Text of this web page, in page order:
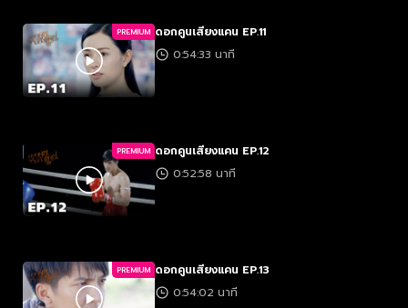
PREMIUM ดอกคูนเสียงแคน EP.11
0:54:33 นาที
PREMIUM ดอกคูนเสียงแคน EP.12
0:52:58 นาที
PREMIUM ดอกคูนเสียงแคน EP.13
0:54:02 นาที